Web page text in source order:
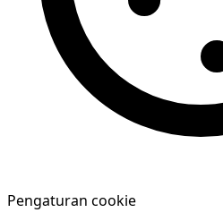
Pengaturan cookie